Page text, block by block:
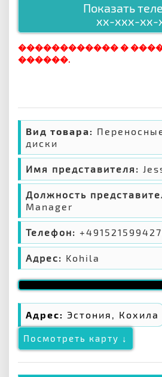
Показать
xx-xxx-xx-
������������ �
������.
Вид товара:
диски
Имя представителя:
Должность
Manager
Телефон:
Адрес: Kohila
Адрес: Эстония, Кохила
Посмотреть карту ↓